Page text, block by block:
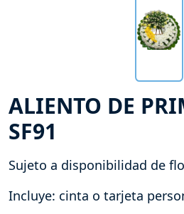
ALIENTO DE
SF91
Sujeto a disponibilidad de
Incluye: cinta o tarjeta